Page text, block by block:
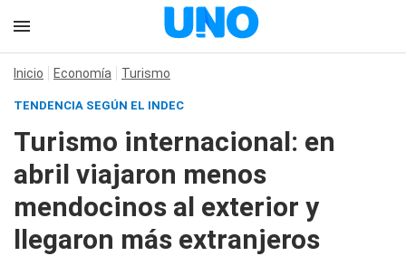
Inicio Economía Turismo
TENDENCIA SEGÚN EL INDEC
Turismo internacional: en
abril viajaron menos
mendocinos al exterior y
llegaron más extranjeros